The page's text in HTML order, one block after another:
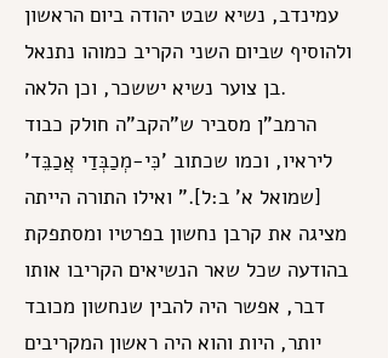
עמינדב, נשיא שבט יהודה ביום הראשון
ולהוסיף שביום השני הקריב כמוהו נתנאל
בן צוער נשיא יששכר, וכן הלאה.
הרמב"ן מסביר ש"הקב"ה חולק כבוד
ליראיו, וכמו שכתוב 'כִּי-מְכַבְּדַי אֲכַבֵּד'
[שמואל א' ב:ל]." ואילו התורה הייתה
מציגה את קרבן נחשון בפרטיו ומסתפקת
בהודעה שכל שאר הנשיאים הקריבו אותו
דבר, אפשר היה להבין שנחשון מכובד
יותר, היות והוא היה ראשון המקריבים